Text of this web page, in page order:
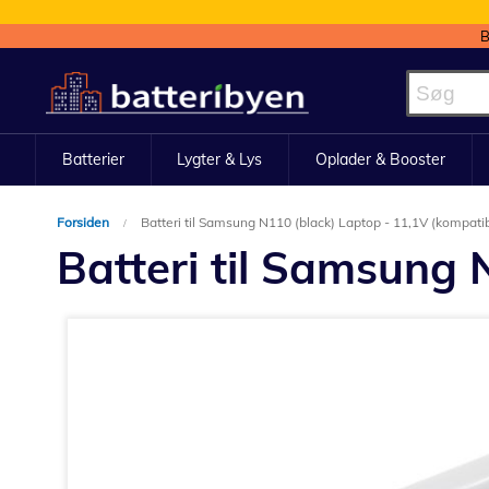
to
Content
Batterier Lygter & Lys Oplader & Booster
Forsiden Batteri til Samsung N110 (black) Laptop - 11,1V
Batteri til Samsung